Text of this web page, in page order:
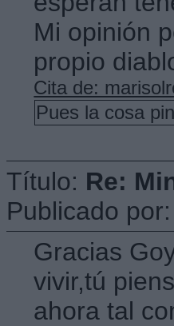
Mi opinión
propio
Cita de:
Pues la cosa
Título: Re:
Publicado por:
Gracias
vivir,tú
ahora tal